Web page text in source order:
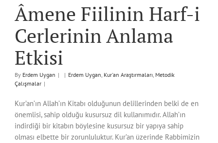
Âmene Fiilinin Harf-i
Cerlerinin Anlama
Etkisi
By Erdem Uygan | | Erdem Uygan, Kur'an Araştırmaları, Metodik
Çalışmalar |
Kur’an’ın Allah’ın Kitabı olduğunun delillerinden belki de en
önemlisi, sahip olduğu kusursuz dil kullanımıdır. Allah’ın
indirdiği bir kitabın böylesine kusursuz bir yapıya sahip
olması elbette bir zorunluluktur. Kur’an üzerinde Rabbimizin